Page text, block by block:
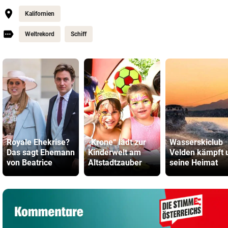
Kalifornien
Weltrekord Schiff
Royale Ehekrise?
Das sagt Ehemann
von Beatrice
„Krone“ lädt zur
Kinderwelt am
Altstadtzauber
Wasserskiclub
Velden kämpft
seine Heimat